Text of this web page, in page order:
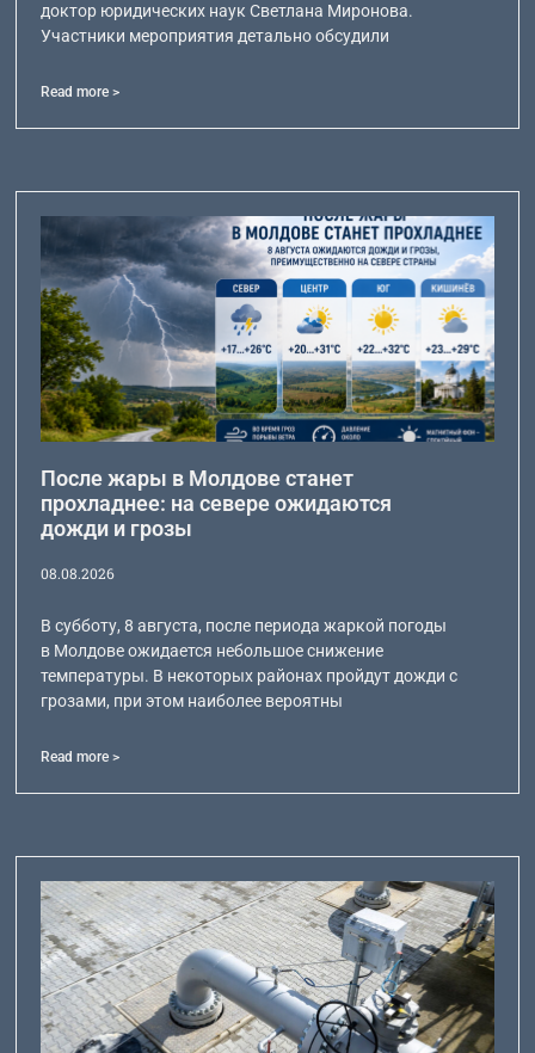
доктор юридических наук Светлана Миронова.
Участники мероприятия детально обсудили
Read more >
После жары в Молдове станет
прохладнее: на севере ожидаются
дожди и грозы
08.08.2026
В субботу, 8 августа, после периода жаркой погоды
в Молдове ожидается небольшое снижение
температуры. В некоторых районах пройдут дожди с
грозами, при этом наиболее вероятны
Read more >